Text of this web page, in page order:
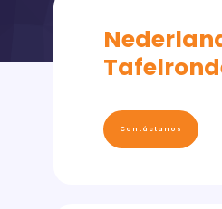
Contáctanos